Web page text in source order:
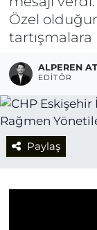
Özel
ALPEREN
EDITÖR
Paylaş